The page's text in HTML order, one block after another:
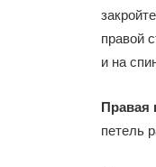
правой
и на
Правая
петель